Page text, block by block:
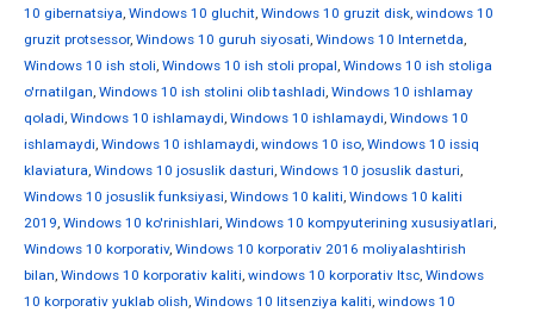
10 gibernatsiya, Windows 10 gluchit, Windows 10 gruzit disk, windows 10
gruzit protsessor, Windows 10 guruh siyosati, Windows 10 Internetda,
Windows 10 ish stoli, Windows 10 ish stoli propal, Windows 10 ish stoliga
o'rnatilgan, Windows 10 ish stolini olib tashladi, Windows 10 ishlamay
qoladi, Windows 10 ishlamaydi, Windows 10 ishlamaydi, Windows 10
ishlamaydi, Windows 10 ishlamaydi, windows 10 iso, Windows 10 issiq
klaviatura, Windows 10 josuslik dasturi, Windows 10 josuslik dasturi,
Windows 10 josuslik funksiyasi, Windows 10 kaliti, Windows 10 kaliti
2019, Windows 10 ko'rinishlari, Windows 10 kompyuterining xususiyatlari,
Windows 10 korporativ, Windows 10 korporativ 2016 moliyalashtirish
bilan, Windows 10 korporativ kaliti, windows 10 korporativ ltsc, Windows
10 korporativ yuklab olish, Windows 10 litsenziya kaliti, windows 10